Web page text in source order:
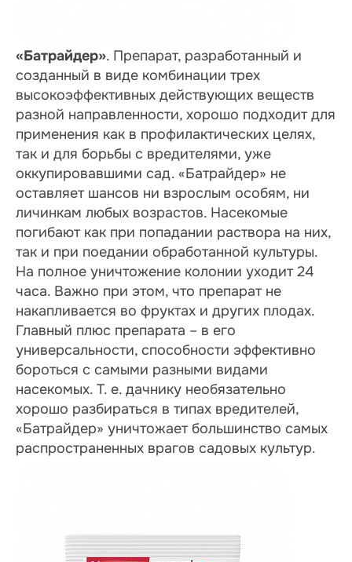
«Батрайдер». Препарат, разработанный и
созданный в виде комбинации трех
высокоэффективных действующих веществ
разной направленности, хорошо подходит для
применения как в профилактических целях,
так и для борьбы с вредителями, уже
оккупировавшими сад. «Батрайдер» не
оставляет шансов ни взрослым особям, ни
личинкам любых возрастов. Насекомые
погибают как при попадании раствора на них,
так и при поедании обработанной культуры.
На полное уничтожение колонии уходит 24
часа. Важно при этом, что препарат не
накапливается во фруктах и других плодах.
Главный плюс препарата – в его
универсальности, способности эффективно
бороться с самыми разными видами
насекомых. Т. е. дачнику необязательно
хорошо разбираться в типах вредителей,
«Батрайдер» уничтожает большинство самых
распространенных врагов садовых культур.